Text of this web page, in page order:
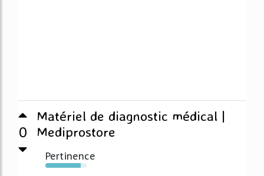
0
Matériel de diagnostic médical |
Mediprostore
Pertinence
85%